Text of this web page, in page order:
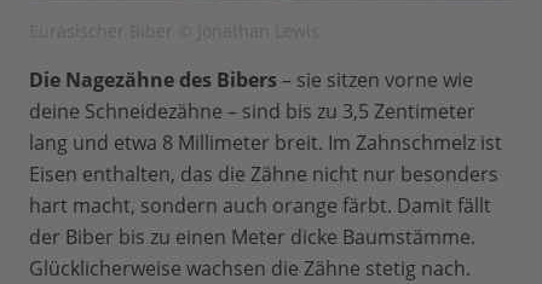
Die Nagezähne des Bibers – sie sitzen vorne wie
deine Schneidezähne – sind bis zu 3,5 Zentimeter
lang und etwa 8 Millimeter breit. Im Zahnschmelz ist
Eisen enthalten, das die Zähne nicht nur besonders
hart macht, sondern auch orange färbt. Damit fällt
der Biber bis zu einen Meter dicke Baumstämme.
Glücklicherweise wachsen die Zähne stetig nach.